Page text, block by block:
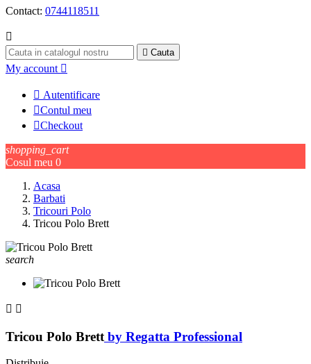
Contact: 0744118511

 Cauta
My account 
 Autentificare
Contul meu
Checkout
shopping_cart
Cosul meu 0
Acasa
Barbati
Tricouri Polo
Tricou Polo Brett
search
 
Tricou Polo Brett by Regatta Professional